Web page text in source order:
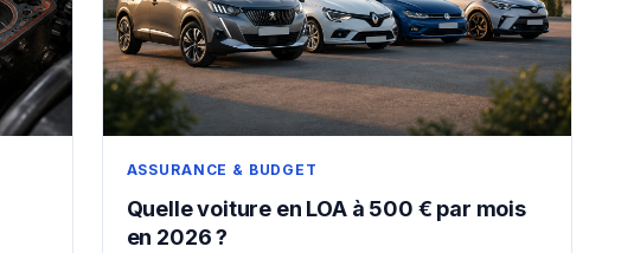
ASSURANCE & BUDGET
Quelle voiture en LOA à 500 € par mois
en 2026 ?